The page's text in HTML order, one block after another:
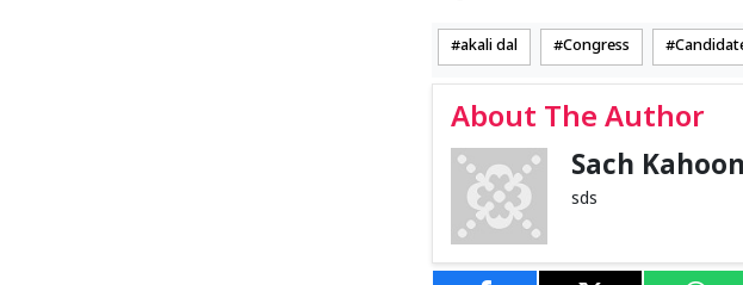
akali dal Congress
About The Author
Sach
sds